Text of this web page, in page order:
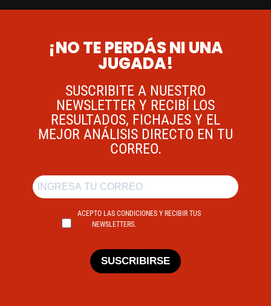
¡NO TE PERDÁS NI UNA
JUGADA!
SUSCRIBITE A NUESTRO
NEWSLETTER Y RECIBÍ LOS
RESULTADOS, FICHAJES Y EL
MEJOR ANÁLISIS DIRECTO EN TU
CORREO.
ACEPTO LAS CONDICIONES Y RECIBIR TUS
NEWSLETTERS.
SUSCRIBIRSE